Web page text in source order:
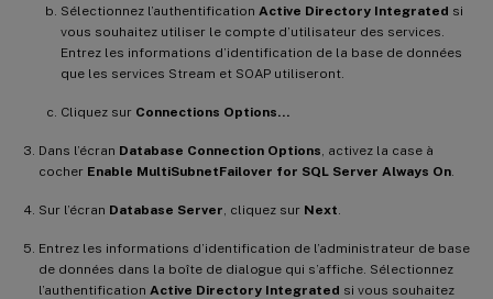
Sélectionnez l’authentification Active Directory Integrated si
vous souhaitez utiliser le compte d’utilisateur des services.
Entrez les informations d’identification de la base de données
que les services Stream et SOAP utiliseront.
Cliquez sur Connections Options…
Dans l’écran Database Connection Options , activez la case à
cocher Enable MultiSubnetFailover for SQL Server Always On
Sur l’écran Database Server , cliquez sur Next
Entrez les informations d’identification de l’administrateur de base
de données dans la boîte de dialogue qui s’affiche. Sélectionnez
l’authentification Active Directory Integrated si vous souhaitez